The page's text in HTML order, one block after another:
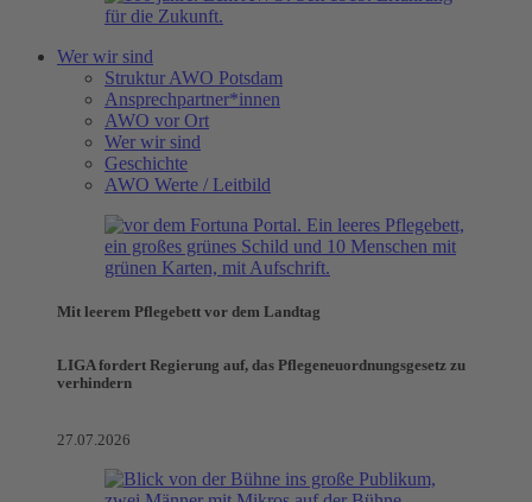
Wer wir sind
Struktur AWO Potsdam
Ansprechpartner*innen
AWO vor Ort
Wer wir sind
Geschichte
AWO Werte / Leitbild
Mit leerem Pflegebett vor dem Landtag
LIGA fordert Regierung auf, das Pflegeneuordnungsgesetz zu
verhindern
27.07.2026